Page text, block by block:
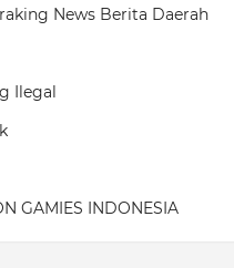
News Berita Daerah
Ilegal
GAMIES INDONESIA